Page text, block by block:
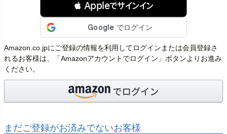
 Appleでサインイン
Amazon.co.jpにご登録の情報を利用してログインまたは会員登録さ
れるお客様は、「Amazonアカウントでログイン」ボタンよりお進み
ください。
まだご登録がお済みでないお客様